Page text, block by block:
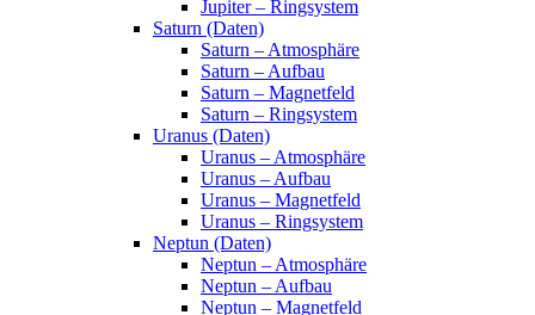
Jupiter – Ringsystem
Saturn (Daten)
Saturn – Atmosphäre
Saturn – Aufbau
Saturn – Magnetfeld
Saturn – Ringsystem
Uranus (Daten)
Uranus – Atmosphäre
Uranus – Aufbau
Uranus – Magnetfeld
Uranus – Ringsystem
Neptun (Daten)
Neptun – Atmosphäre
Neptun – Aufbau
Neptun – Magnetfeld